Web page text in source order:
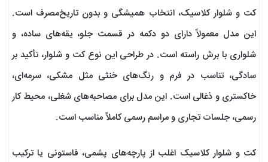
کت و شلوار کلاسیک، انتخاب همیشگی و بدون تاریخ‌مصرف است.
این مدل معمولاً دارای دو دکمه در قسمت جلو، یقه‌های ساده، و
شلواری با برش راسته است. در طراحی این نوع کت و شلوار، تأکید بر
سادگی، تناسب در فرم و رنگ‌های خنثی مثل مشکی، سرمه‌ای،
خاکستری و ذغالی است. این مدل برای مصاحبه‌های شغلی، محیط کار
رسمی، جلسات تجاری و مراسم رسمی کاملاً مناسب است.
کت و شلوار کلاسیک اغلب از پارچه‌های پشمی، فاستونی یا ترکیب